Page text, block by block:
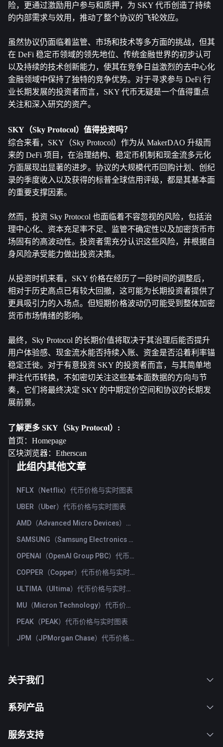
险，更通过激励用户参与和质押，为 SKY 代币创造了持续
的内部需求与效用，推动了整个协议的飞轮效应。
虽然协议仍面临着监管、市场和技术等多方面的挑战，但其
在 DeFi 稳定币领域的领先地位、传统金融世界的初步认可
以及持续的技术创新能力，使其在竞争日益激烈的去中心化
金融领域中保持了独特的竞争优势。对于寻求参与 DeFi 行
业长期发展的投资者而言，SKY 代币无疑是一个值得重点
关注和深入研究的资产。
SKY（Sky Protocol）值得投资吗？
综合来看，SKY（Sky Protocol）作为从 MakerDAO 升级而
来的 DeFi 项目，在治理结构、稳定币机制和现金流多元化
方面展现出显著的进步。协议的大规模代币回购计划、创纪
录的季度收入以及获得的标普全球信用评级，都是其基本面
的重要支撑因素。
然而，投资 Sky Protocol 也面临着不容忽视的风险，包括治
理中心化、资本充足率不足、监管不确定性以及加密货币市
场固有的高波动性。投资者需充分认识这些风险，并根据自
身风险承受能力做出投资决策。
从投资时机来看，SKY 价格在经历了一段时间的调整后，
相对于历史高点已有较大回撤，这可能为长期投资者提供了
更具吸引力的入场点。但短期价格波动仍可能受到整体加密
货币市场情绪的影响。
最终，Sky Protocol 的长期价值将取决于其治理后能否提升
用户体验感、现金流水能否持续入账、资金是否沿着利率锚
稳定迁徙。对于有意投资 SKY 的投资者而言，与其简单地
押注代币转换，不如密切关注这些基本面数据的方向与节
奏，它们将最终决定 SKY 的中期定价空间和协议的长期发
展前景。
了解更多 SKY（Sky Protocol）:
首页： Homepage
区块浏览器： Etherscan
此组内其他文章
NFLX（Netflix）代币价格与实时图表
UBER（Uber）代币价格与实时图表
AMD（Advanced Micro Devices）代币价格与实时图表
SAMSUNG（Samsung Electronics Co., Ltd）代币价格与实时图表
OPENAI（OpenAI Group PBC）代币价格与实时图表
COPPER（Copper）代币价格与实时图表
ULTIMA（Ultima）代币价格与实时图表
MU（Micron Technology）代币价格与实时图表
PEAK（PEAK）代币价格与实时图表
JPM（JPMorgan Chase）代币价格与实时图表
关于我们
系列产品
服务支持